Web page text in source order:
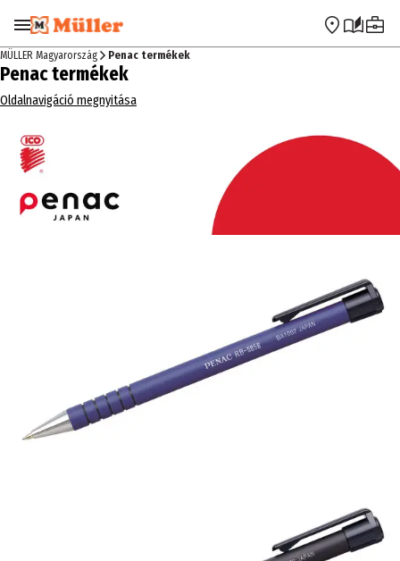
Ugrás a navigációra Ugrás a fő tartalomra
MÜLLER Magyarország Penac termékek
Penac termékek
Oldalnavigáció megnyitása